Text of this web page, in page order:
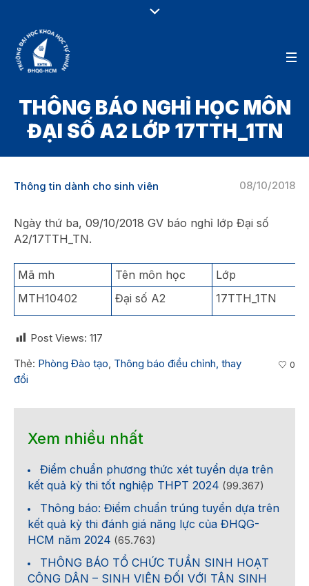
THÔNG BÁO NGHỈ HỌC MÔN
ĐẠI SỐ A2 LỚP 17TTH_1TN
08/10/2018
Thông tin dành cho sinh viên
Ngày thứ ba, 09/10/2018 GV báo nghỉ lớp Đại số
A2/17TTH_TN.
Mã mh Tên môn học
Lớp
MTH10402
Đại số A2 17TTH_1TN
Post Views: 117
Thẻ: Phòng Đào tạo, Thông báo điều chỉnh, thay
đổi
0
Xem nhiều nhất
Điểm chuẩn phương thức xét tuyển dựa trên
kết quả kỳ thi tốt nghiệp THPT 2024 (99.367)
Thông báo: Điểm chuẩn trúng tuyển dựa trên
kết quả kỳ thi đánh giá năng lực của ĐHQG-
HCM năm 2024 (65.763)
THÔNG BÁO TỔ CHỨC TUẦN SINH HOẠT
CÔNG DÂN – SINH VIÊN ĐỐI VỚI TÂN SINH